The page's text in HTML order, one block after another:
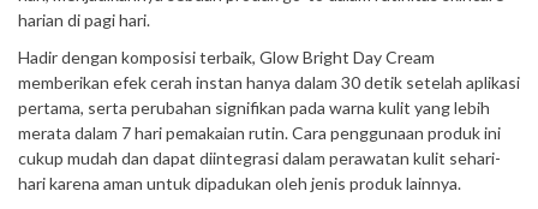
harian di pagi hari.
Hadir dengan komposisi terbaik, Glow Bright Day Cream
memberikan efek cerah instan hanya dalam 30 detik setelah aplikasi
pertama, serta perubahan signifikan pada warna kulit yang lebih
merata dalam 7 hari pemakaian rutin. Cara penggunaan produk ini
cukup mudah dan dapat diintegrasi dalam perawatan kulit sehari-
hari karena aman untuk dipadukan oleh jenis produk lainnya.